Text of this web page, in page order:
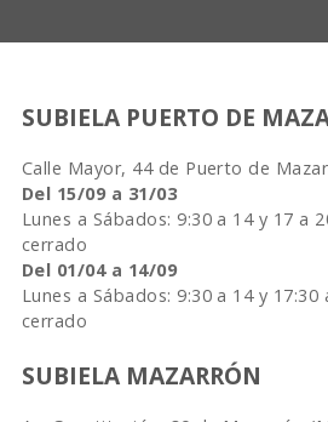
SUBIELA PUERTO DE
Calle Mayor, 44 de Puerto de
Del 15/09 a 31/03
Lunes a Sábados: 9:30 a 14 y 17 a
cerrado
Del 01/04 a 14/09
Lunes a Sábados: 9:30 a 14 y
cerrado
SUBIELA MAZARRÓN